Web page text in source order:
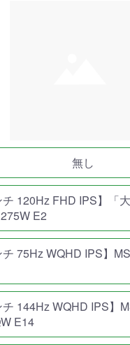
無し
チ 120Hz FHD IPS】「
E2
チ 75Hz WQHD IPS】
チ 144Hz WQHD IPS】
E14